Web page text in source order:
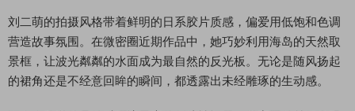
刘二萌的拍摄风格带着鲜明的日系胶片质感，偏爱用低饱和色调
营造故事氛围。在微密圈近期作品中，她巧妙利用海岛的天然取
景框，让波光粼粼的水面成为最自然的反光板。无论是随风扬起
的裙角还是不经意回眸的瞬间，都透露出未经雕琢的生动感。